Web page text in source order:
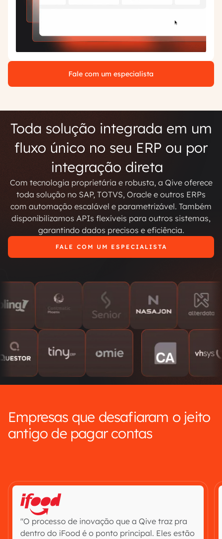
Fale com um especialista
Toda solução integrada em um
fluxo único no seu ERP ou por
integração direta
Com tecnologia proprietária e robusta, a Qive oferece
toda solução no SAP, TOTVS, Oracle e outros ERPs
com automação escalável e parametrizável. Também
disponibilizamos APIs flexíveis para outros sistemas,
garantindo dados precisos e eficiência.
FALE COM UM ESPECIALISTA
Empresas que desafiaram o jeito
antigo de pagar contas
"O processo de inovação que a Qive traz pra
dentro do iFood é o ponto principal. Eles estão